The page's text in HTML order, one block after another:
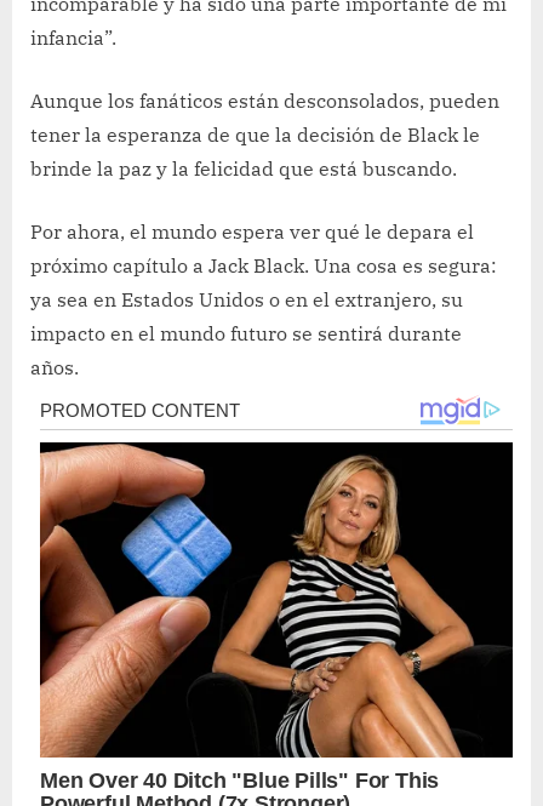
infancia”.
Aunque los fanáticos están desconsolados, pueden
tener la esperanza de que la decisión de Black le
brinde la paz y la felicidad que está buscando.
Por ahora, el mundo espera ver qué le depara el
próximo capítulo a Jack Black. Una cosa es segura:
ya sea en Estados Unidos o en el extranjero, su
impacto en el mundo futuro se sentirá durante
años.
Post
navigation